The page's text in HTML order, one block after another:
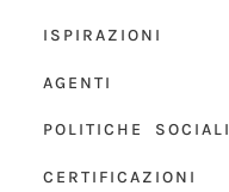
ISPIRAZIONI
AGENTI
POLITICHE SOCIALI
CERTIFICAZIONI